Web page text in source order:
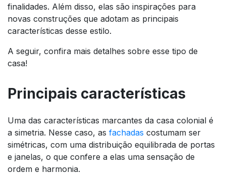
finalidades. Além disso, elas são inspirações para
novas construções que adotam as principais
características desse estilo.
A seguir, confira mais detalhes sobre esse tipo de
casa!
Principais características
Uma das características marcantes da casa colonial é
a simetria. Nesse caso, as fachadas costumam ser
simétricas, com uma distribuição equilibrada de portas
e janelas, o que confere a elas uma sensação de
ordem e harmonia.